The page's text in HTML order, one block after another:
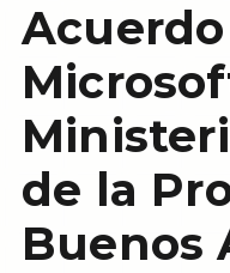
de la
Buenos